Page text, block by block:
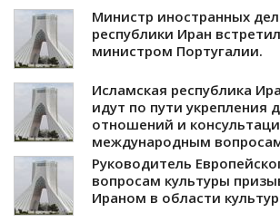
Министр иностранных
республики Иран
министром Португалии.
Исламская республика
идут по пути укрепления
отношений и
международным
Руководитель
вопросам культуры
Ираном в области